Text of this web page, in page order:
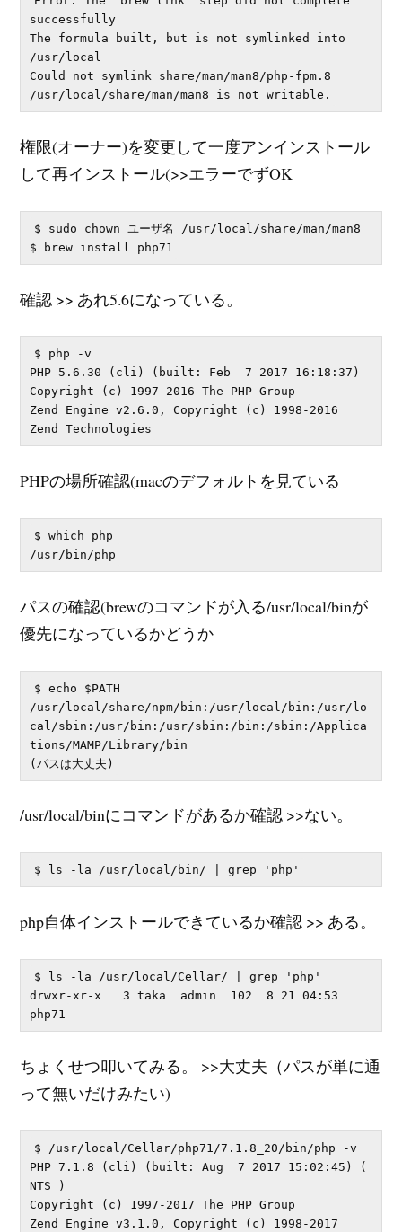
successfully
The formula built, but is not symlinked into
/usr/local
Could not symlink share/man/man8/php-fpm.8
権限(オーナー)を変更して一度アンインストール
して再インストール(>>エラーでずOK
$ sudo chown ユーザ名 /usr/local/share/man/man8
確認 >> あれ5.6になっている。
$ php -v
PHP 5.6.30 (cli) (built: Feb  7 2017 16:18:37)
Copyright (c) 1997-2016 The PHP Group
Zend Engine v2.6.0, Copyright (c) 1998-2016
PHPの場所確認(macのデフォルトを見ている
$ which php
パスの確認(brewのコマンドが入る/usr/local/binが
優先になっているかどうか
$ echo $PATH
/usr/local/share/npm/bin:/usr/local/bin:/usr/lo
cal/sbin:/usr/bin:/usr/sbin:/bin:/sbin:/Applica
tions/MAMP/Library/bin
/usr/local/binにコマンドがあるか確認 >>ない。
php自体インストールできているか確認 >> ある。
$ ls -la /usr/local/Cellar/ | grep 'php'
drwxr-xr-x   3 taka  admin  102  8 21 04:53
ちょくせつ叩いてみる。 >>大丈夫（パスが単に通
って無いだけみたい)
$ /usr/local/Cellar/php71/7.1.8_20/bin/php -v
PHP 7.1.8 (cli) (built: Aug  7 2017 15:02:45) (
NTS )
Copyright (c) 1997-2017 The PHP Group
Zend Engine v3.1.0, Copyright (c) 1998-2017